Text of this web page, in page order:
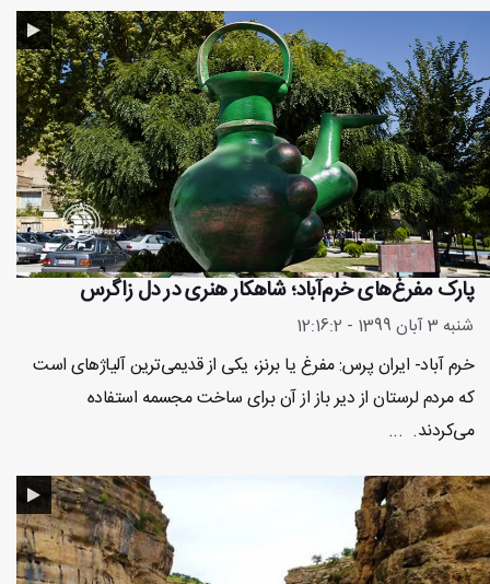
پارک مفرغ‌های خرم‌آباد؛ شاهکار هنری در دل زاگرس
شنبه 3 آبان 1399 - 12:16:2
خرم آباد- ایران پرس: مفرغ یا برنز، یکی از قدیمی‌ترین آلیاژ‌های است
که مردم لرستان از دیر باز از آن برای ساخت مجسمه استفاده
می‌کردند. ...